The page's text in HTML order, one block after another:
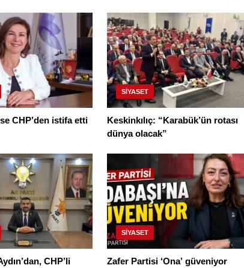
CHP’den istifa etti
SIYASET
Keskinkılıç: “Karabük’ün rotası
dünya olacak”
CHP’li
SIYASET
Zafer Partisi ‘Ona’ güveniyor